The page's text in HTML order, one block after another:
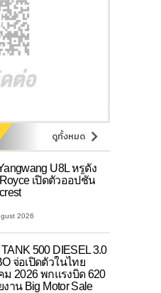
ดูทั้งหมด
U8L หรูดั่ง
เปิดตัวออปชัน
2026
500 DIESEL 3.0
จ่อเปิดตัวในไทย
ม 2026 พกแรงบิด 620
งาน Big Motor Sale